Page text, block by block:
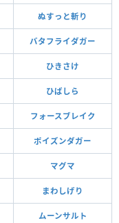
ぬすっと斬り
バタフライダガー
ひきさけ
ひばしら
フォースブレイク
ポイズンダガー
マグマ
まわしげり
ムーンサルト